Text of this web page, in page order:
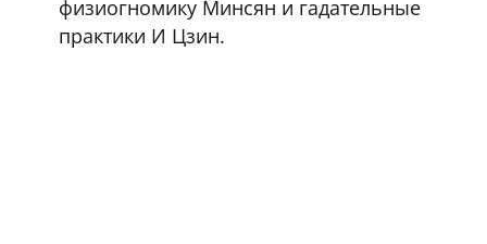
физиогномику Минсян и гадательные
практики И Цзин.